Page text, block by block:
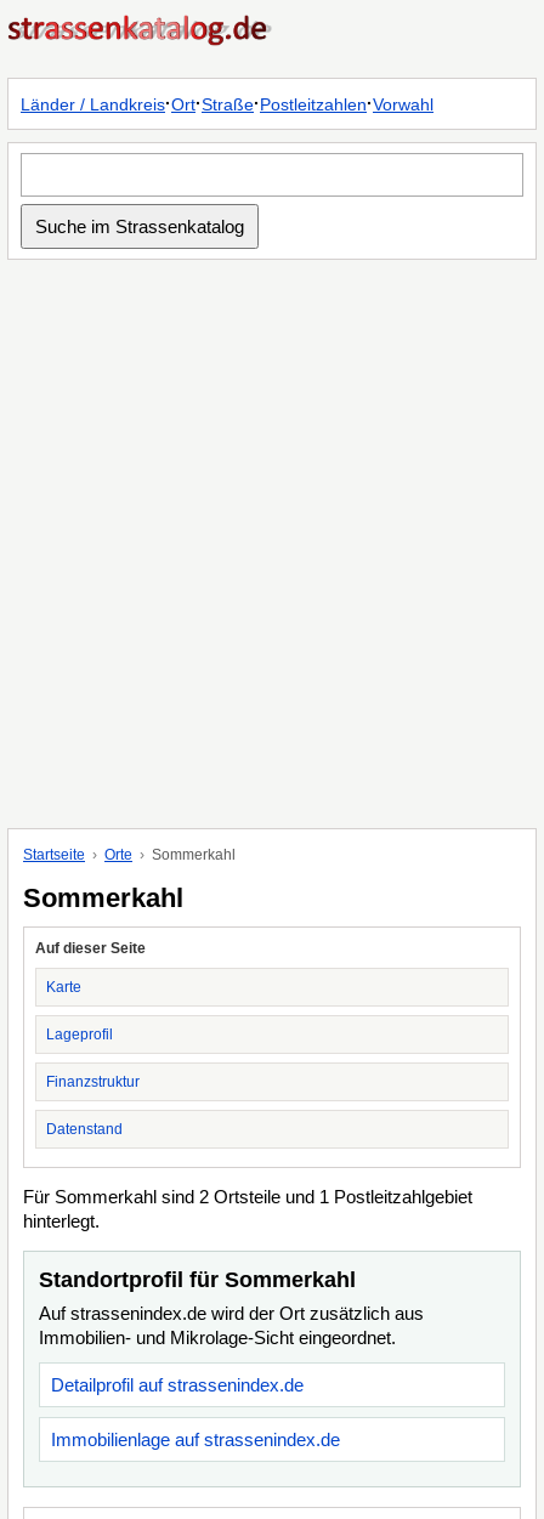
Länder / Landkreis·Ort·Straße·Postleitzahlen·Vorwahl
Startseite Orte Sommerkahl
Sommerkahl
Auf dieser Seite
Karte
Lageprofil
Finanzstruktur
Datenstand
Für Sommerkahl sind 2 Ortsteile und 1 Postleitzahlgebiet
hinterlegt.
Standortprofil für Sommerkahl
Auf strassenindex.de wird der Ort zusätzlich aus
Immobilien- und Mikrolage-Sicht eingeordnet.
Detailprofil auf strassenindex.de
Immobilienlage auf strassenindex.de